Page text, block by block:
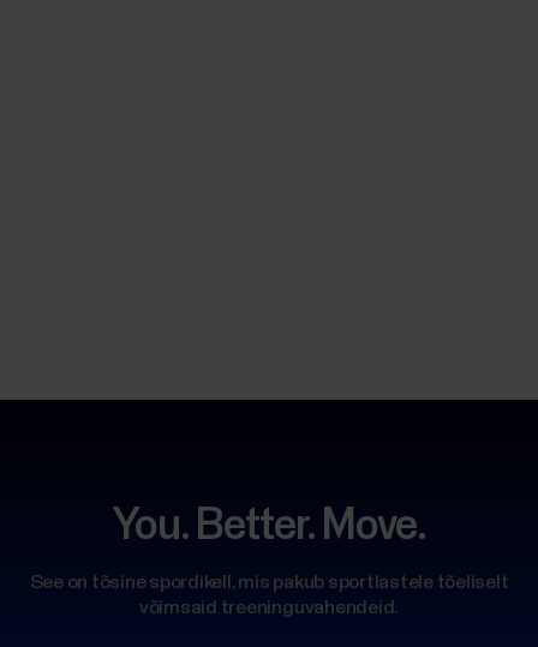
You. Better. Move.
See on tõsine spordikell, mis pakub sportlastele tõeliselt
võimsaid treeninguvahendeid.